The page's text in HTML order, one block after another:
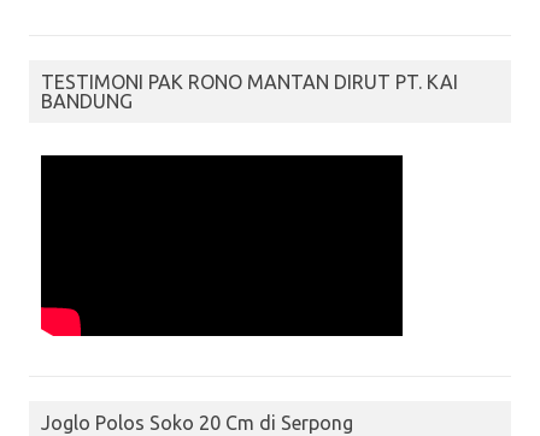
TESTIMONI PAK RONO MANTAN DIRUT PT. KAI
BANDUNG
Joglo Polos Soko 20 Cm di Serpong